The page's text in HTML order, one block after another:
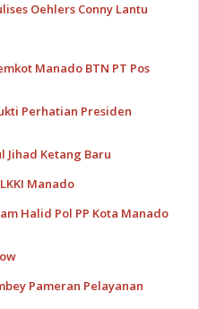
Oehlers Conny Lantu
Manado BTN PT Pos
Perhatian Presiden
Jihad Ketang Baru
Manado
Halid Pol PP Kota Manado
Pameran Pelayanan